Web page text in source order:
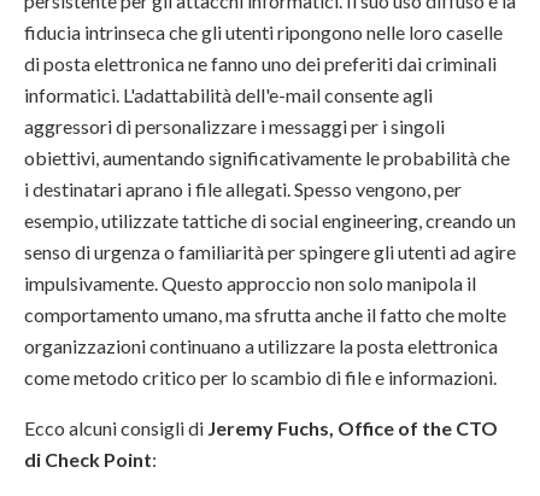
fiducia intrinseca che gli utenti ripongono nelle loro caselle
di posta elettronica ne fanno uno dei preferiti dai criminali
informatici. L'adattabilità dell'e-mail consente agli
aggressori di personalizzare i messaggi per i singoli
obiettivi, aumentando significativamente le probabilità che
i destinatari aprano i file allegati. Spesso vengono, per
esempio, utilizzate tattiche di social engineering, creando un
senso di urgenza o familiarità per spingere gli utenti ad agire
impulsivamente. Questo approccio non solo manipola il
comportamento umano, ma sfrutta anche il fatto che molte
organizzazioni continuano a utilizzare la posta elettronica
come metodo critico per lo scambio di file e informazioni.
Ecco alcuni consigli di Jeremy Fuchs, Office of the CTO
di Check Point: